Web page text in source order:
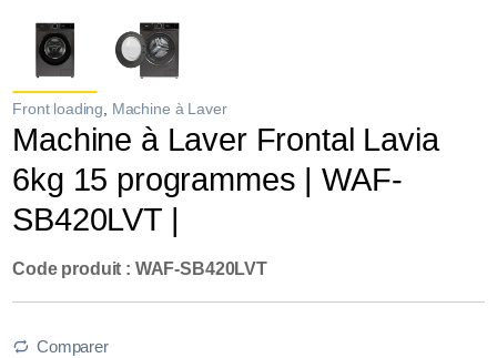
Front loading Machine à Laver
Machine à Laver Frontal Lavia
6kg 15 programmes | WAF-
SB420LVT |
Code produit : WAF-SB420LVT
Comparer